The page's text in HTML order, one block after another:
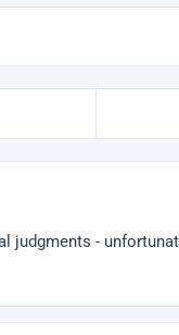
judgments -